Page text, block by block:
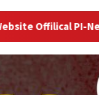
News Online -